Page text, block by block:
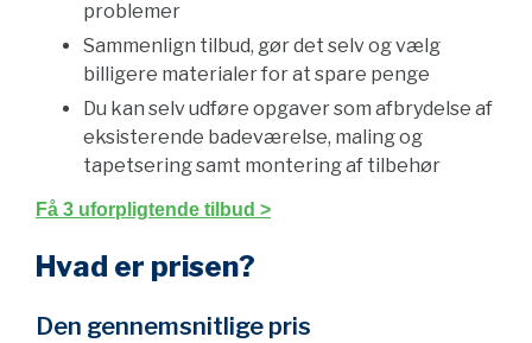
problemer
Sammenlign tilbud, gør det selv og vælg
billigere materialer for at spare penge
Du kan selv udføre opgaver som afbrydelse af
eksisterende badeværelse, maling og
tapetsering samt montering af tilbehør
Få 3 uforpligtende tilbud >
Hvad er prisen?
Den gennemsnitlige pris